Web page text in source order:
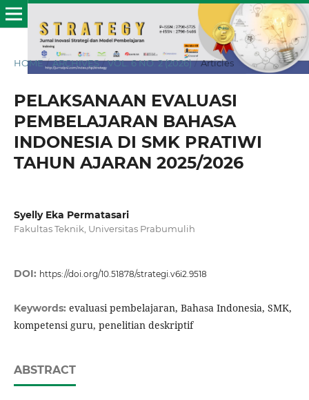
HOME / ARCHIVES / VOL. 6 NO. 2 (2026) / Articles
PELAKSANAAN EVALUASI
PEMBELAJARAN BAHASA
INDONESIA DI SMK PRATIWI
TAHUN AJARAN 2025/2026
Syelly Eka Permatasari
Fakultas Teknik, Universitas Prabumulih
DOI: https://doi.org/10.51878/strategi.v6i2.9518
Keywords: evaluasi pembelajaran, Bahasa Indonesia, SMK,
kompetensi guru, penelitian deskriptif
ABSTRACT